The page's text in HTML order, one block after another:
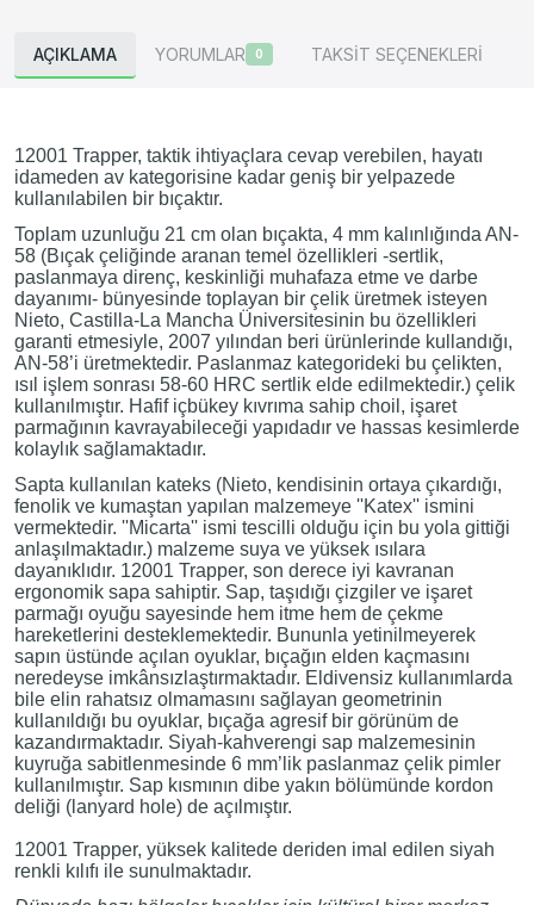
AÇIKLAMA YORUMLAR 0 TAKSİT SEÇENEKLERİ
12001 Trapper, taktik ihtiyaçlara cevap verebilen, hayatı
idameden av kategorisine kadar geniş bir yelpazede
kullanılabilen bir bıçaktır.
Toplam uzunluğu 21 cm olan bıçakta, 4 mm kalınlığında AN-
58 (Bıçak çeliğinde aranan temel özellikleri -sertlik,
paslanmaya direnç, keskinliği muhafaza etme ve darbe
dayanımı- bünyesinde toplayan bir çelik üretmek isteyen
Nieto, Castilla-La Mancha Üniversitesinin bu özellikleri
garanti etmesiyle, 2007 yılından beri ürünlerinde kullandığı,
AN-58’i üretmektedir. Paslanmaz kategorideki bu çelikten,
ısıl işlem sonrası 58-60 HRC sertlik elde edilmektedir.) çelik
kullanılmıştır. Hafif içbükey kıvrıma sahip choil, işaret
parmağının kavrayabileceği yapıdadır ve hassas kesimlerde
kolaylık sağlamaktadır.
Sapta kullanılan kateks (Nieto, kendisinin ortaya çıkardığı,
fenolik ve kumaştan yapılan malzemeye ''Katex'' ismini
vermektedir. ''Micarta'' ismi tescilli olduğu için bu yola gittiği
anlaşılmaktadır.) malzeme suya ve yüksek ısılara
dayanıklıdır. 12001 Trapper, son derece iyi kavranan
ergonomik sapa sahiptir. Sap, taşıdığı çizgiler ve işaret
parmağı oyuğu sayesinde hem itme hem de çekme
hareketlerini desteklemektedir. Bununla yetinilmeyerek
sapın üstünde açılan oyuklar, bıçağın elden kaçmasını
neredeyse imkânsızlaştırmaktadır. Eldivensiz kullanımlarda
bile elin rahatsız olmamasını sağlayan geometrinin
kullanıldığı bu oyuklar, bıçağa agresif bir görünüm de
kazandırmaktadır. Siyah-kahverengi sap malzemesinin
kuyruğa sabitlenmesinde 6 mm’lik paslanmaz çelik pimler
kullanılmıştır. Sap kısmının dibe yakın bölümünde kordon
deliği (lanyard hole) de açılmıştır.
12001 Trapper, yüksek kalitede deriden imal edilen siyah
renkli kılıfı ile sunulmaktadır.